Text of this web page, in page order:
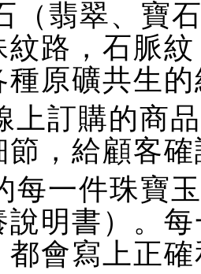
（翡翠、寶
紋路，石脈
種原礦共生
上訂購的商
節，給顧客
每一件珠寶
說明書）。
都會寫上正